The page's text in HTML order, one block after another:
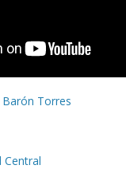
Torres
Central